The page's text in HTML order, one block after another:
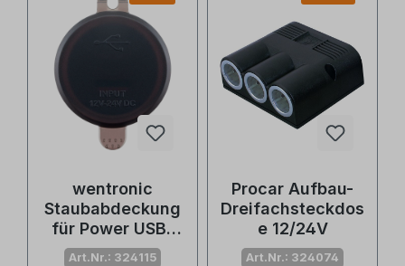
wentronic
Staubabdeckung
für Power USB-
Einbaucharger
Art.Nr.: 324115
Procar Aufbau-
Dreifachsteckdos
e 12/24V
Art.Nr.: 324074